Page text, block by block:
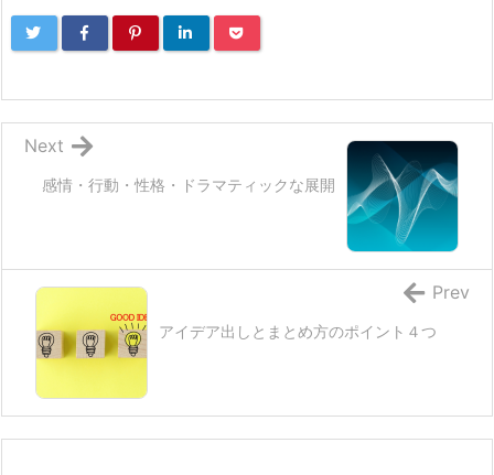
感情・行動・性格・ドラマティックな展開
Next
アイデア出しとまとめ方のポイント４つ
Prev